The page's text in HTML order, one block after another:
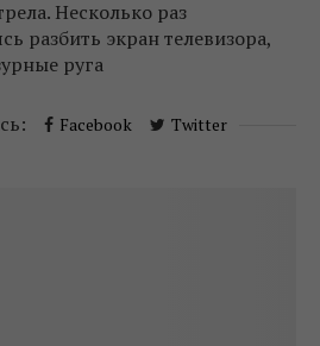
Несколько раз
разбить экран телевизора,
руга
Facebook Twitter